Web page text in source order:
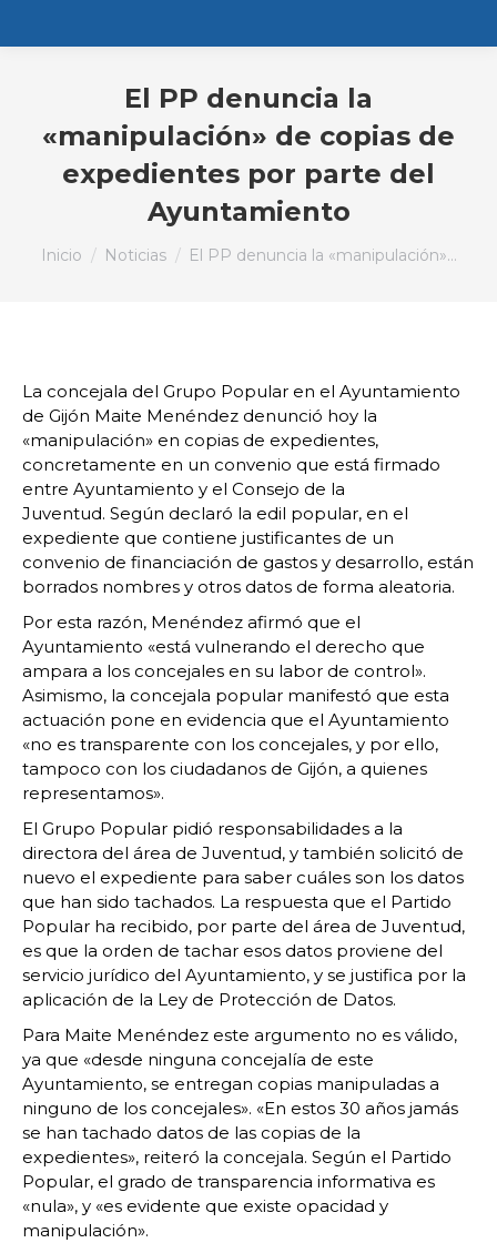
El PP denuncia la
«manipulación» de copias de
expedientes por parte del
Ayuntamiento
Estás aquí:
Inicio Noticias El PP denuncia la «manipulación»…
La concejala del Grupo Popular en el Ayuntamiento
de Gijón Maite Menéndez denunció hoy la
«manipulación» en copias de expedientes,
concretamente en un convenio que está firmado
entre Ayuntamiento y el Consejo de la
Juventud. Según declaró la edil popular, en el
expediente que contiene justificantes de un
convenio de financiación de gastos y desarrollo, están
borrados nombres y otros datos de forma aleatoria.
Por esta razón, Menéndez afirmó que el
Ayuntamiento «está vulnerando el derecho que
ampara a los concejales en su labor de control».
Asimismo, la concejala popular manifestó que esta
actuación pone en evidencia que el Ayuntamiento
«no es transparente con los concejales, y por ello,
tampoco con los ciudadanos de Gijón, a quienes
representamos».
El Grupo Popular pidió responsabilidades a la
directora del área de Juventud, y también solicitó de
nuevo el expediente para saber cuáles son los datos
que han sido tachados. La respuesta que el Partido
Popular ha recibido, por parte del área de Juventud,
es que la orden de tachar esos datos proviene del
servicio jurídico del Ayuntamiento, y se justifica por la
aplicación de la Ley de Protección de Datos.
Para Maite Menéndez este argumento no es válido,
ya que «desde ninguna concejalía de este
Ayuntamiento, se entregan copias manipuladas a
ninguno de los concejales». «En estos 30 años jamás
se han tachado datos de las copias de la
expedientes», reiteró la concejala. Según el Partido
Popular, el grado de transparencia informativa es
«nula», y «es evidente que existe opacidad y
manipulación».